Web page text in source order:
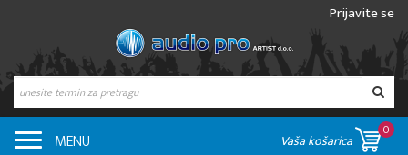
Prijavite se
MENU Vaša košarica
0